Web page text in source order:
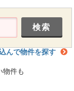
んで物件を探す
物件も